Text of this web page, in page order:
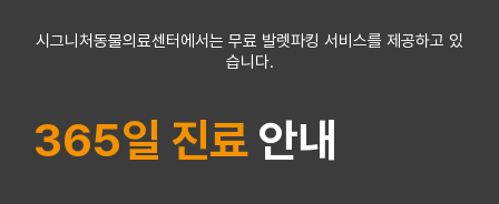
시그니처동물의료센터에서는 무료 발렛파킹 서비스를 제공하고 있
습니다.
365일 진료 안내